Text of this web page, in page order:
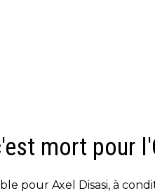
mort pour
pour Axel Disasi, à